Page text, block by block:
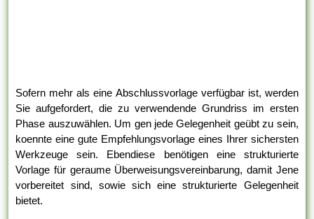
Sofern mehr als eine Abschlussvorlage verfügbar ist, werden
Sie aufgefordert, die zu verwendende Grundriss im ersten
Phase auszuwählen. Um gen jede Gelegenheit geübt zu sein,
koennte eine gute Empfehlungsvorlage eines Ihrer sichersten
Werkzeuge sein. Ebendiese benötigen eine strukturierte
Vorlage für geraume Überweisungsvereinbarung, damit Jene
vorbereitet sind, sowie sich eine strukturierte Gelegenheit
bietet.